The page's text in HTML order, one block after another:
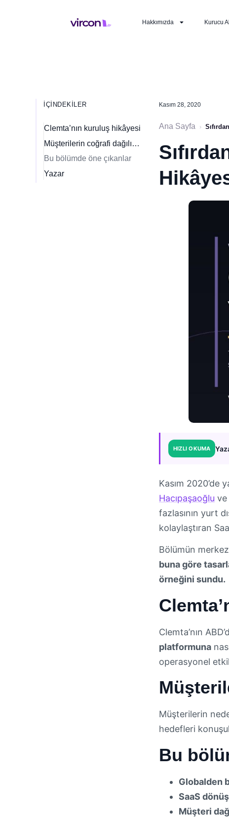
Hakkımızda Kurucu
İÇINDEKILER
Clemta’nın kuruluş hikâyesi
Müşterilerin coğrafi dağılımı ve gelecek hedefleri
Bu bölümde öne çıkanlar
Yazar
Kasım 28, 2020
Ana Sayfa ›
HIZLI OKUMA
Kasım 2020’de
Hacıpaşaoğlu ve
fazlasının yurt
kolaylaştıran
Bölümün
buna göre
örneğini sundu.
Clemta’nın
platformuna
operasyonel
Müşterilerin
hedefleri
Bu
Globalden
SaaS
Müşteri